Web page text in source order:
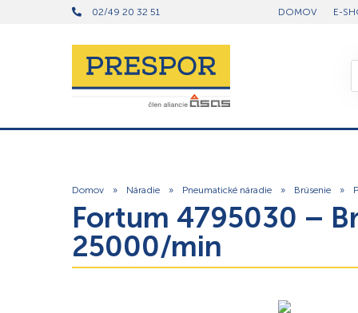
02/49 20 32 51 DOMOV E-
Domov » Náradie » Pneumatické náradie » Brúsenie »
Fortum 4795030 –
25000/min